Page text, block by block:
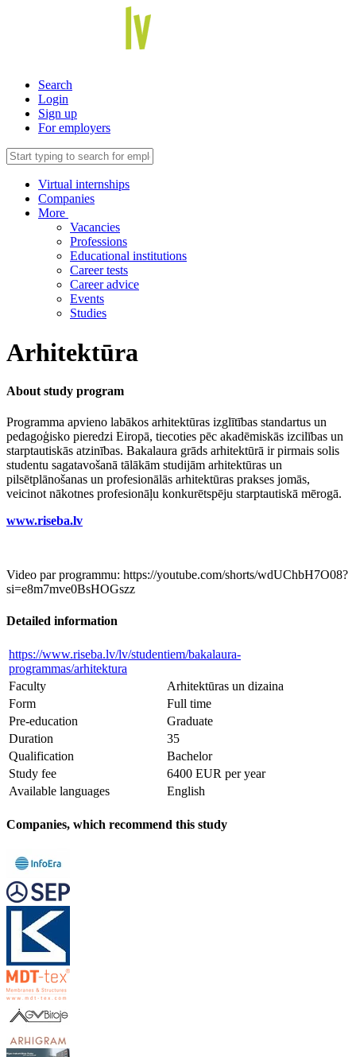
Search
Login
Sign up
For employers
Virtual internships
Companies
More
Vacancies
Professions
Educational institutions
Career tests
Career advice
Events
Studies
Arhitektūra
About study program
Programma apvieno labākos arhitektūras izglītības standartus un
pedagoģisko pieredzi Eiropā, tiecoties pēc akadēmiskās izcilības un
starptautiskās atzinības. Bakalaura grāds arhitektūrā ir pirmais solis
studentu sagatavošanā tālākām studijām arhitektūras un
pilsētplānošanas un profesionālās arhitektūras prakses jomās,
veicinot nākotnes profesionāļu konkurētspēju starptautiskā mērogā.
www.riseba.lv
Video par programmu: https://youtube.com/shorts/wdUChbH7O08?
si=e8m7mve0BsHOGszz
Detailed information
https://www.riseba.lv/lv/studentiem/bakalaura-
programmas/arhitektura
Faculty
Arhitektūras un dizaina
Form
Full time
Pre-education
Graduate
Duration
35
Qualification
Bachelor
Study fee
6400 EUR per year
Available languages
English
Companies, which recommend this study